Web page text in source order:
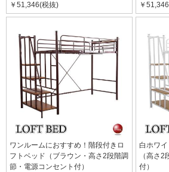
￥51,346(税抜)
￥
ワンルームにおすすめ！階段付きロ
フトベッド（ブラウン・高さ2段階調
節・電源コンセント付）
白ホワ
（高さ2
付）